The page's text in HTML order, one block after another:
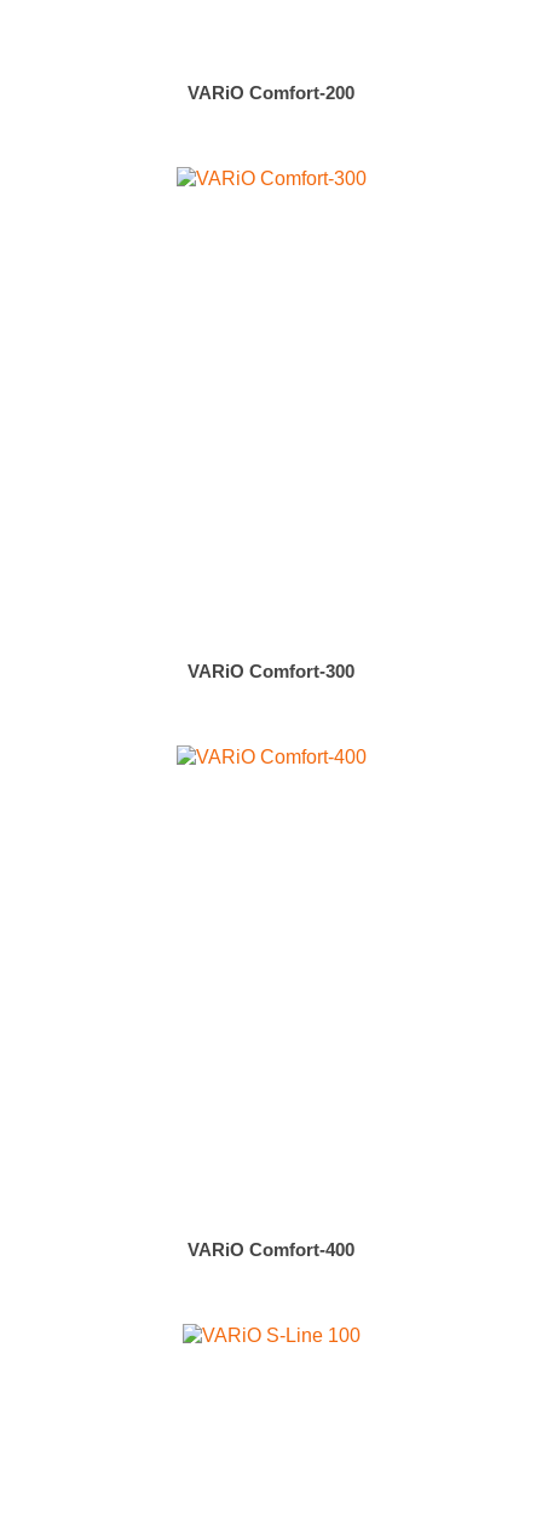
VARiO Comfort-200
VARiO Comfort-300
VARiO Comfort-400